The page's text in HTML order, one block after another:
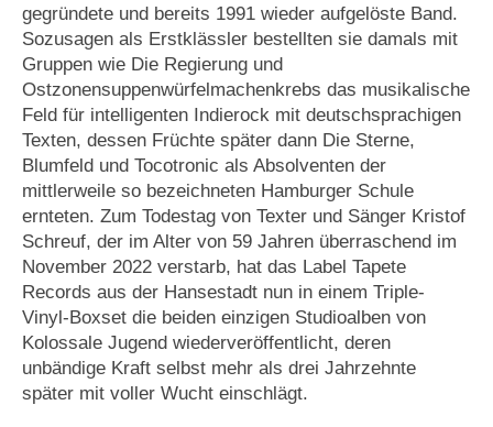
gegründete und bereits 1991 wieder aufgelöste Band.
Sozusagen als Erstklässler bestellten sie damals mit
Gruppen wie Die Regierung und
Ostzonensuppenwürfelmachenkrebs das musikalische
Feld für intelligenten Indierock mit deutschsprachigen
Texten, dessen Früchte später dann Die Sterne,
Blumfeld und Tocotronic als Absolventen der
mittlerweile so bezeichneten Hamburger Schule
ernteten. Zum Todestag von Texter und Sänger Kristof
Schreuf, der im Alter von 59 Jahren überraschend im
November 2022 verstarb, hat das Label Tapete
Records aus der Hansestadt nun in einem Triple-
Vinyl-Boxset die beiden einzigen Studioalben von
Kolossale Jugend wiederveröffentlicht, deren
unbändige Kraft selbst mehr als drei Jahrzehnte
später mit voller Wucht einschlägt.